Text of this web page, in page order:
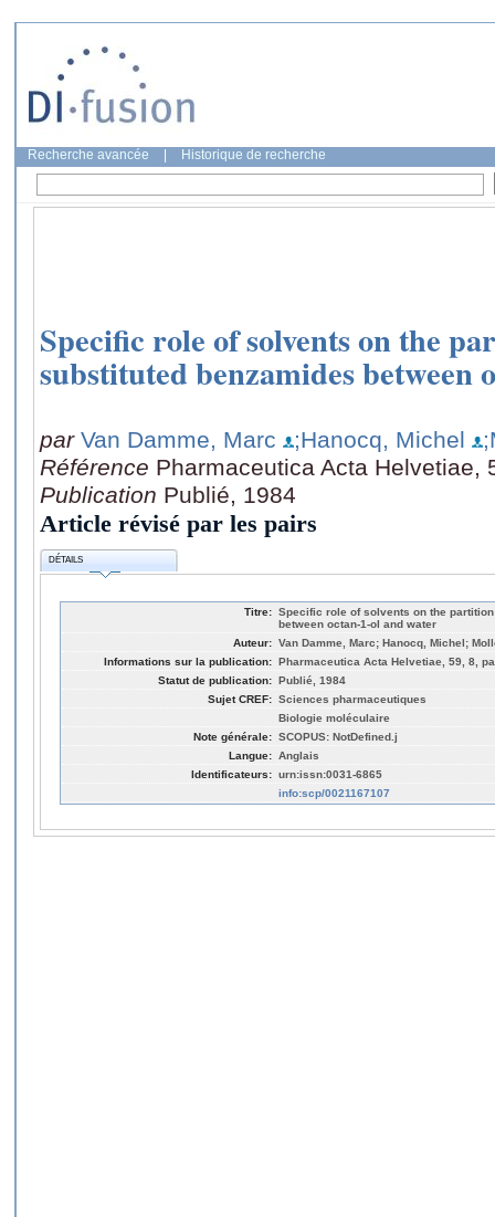
Recherche avancée Historique de recherche
Specific role of solvents on the
substituted benzamides between
par Van Damme, Marc ;Hanocq, Michel
Référence Pharmaceutica Acta Helvetiae,
Publication Publié, 1984
Article révisé par les pairs
DÉTAILS
Titre: Specific role of solvents on the
between octan-1-ol and water
Auteur: Van Damme, Marc; Hanocq, Michel;
Informations sur la publication: Pharmaceutica Acta Helvetiae, 59, 8,
Statut de publication: Publié, 1984
Sujet CREF: Sciences pharmaceutiques
Biologie moléculaire
Note générale: SCOPUS: NotDefined.j
Langue: Anglais
Identificateurs: urn:issn:0031-6865
info:scp/0021167107